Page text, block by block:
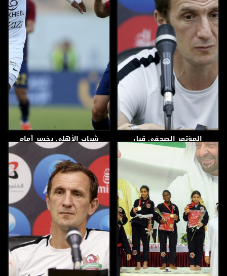
29 أبريل، 2019 25 أبريل، 2019
المؤتمر الصحفي قبل
المباراة بين شباب الأهلي
23 أبريل، 2019
شباب الأهلي يخسر أمام
الوحدة في الجولة الثانية
من الدوري السعودي
للمحترفين
17 أبريل، 2019